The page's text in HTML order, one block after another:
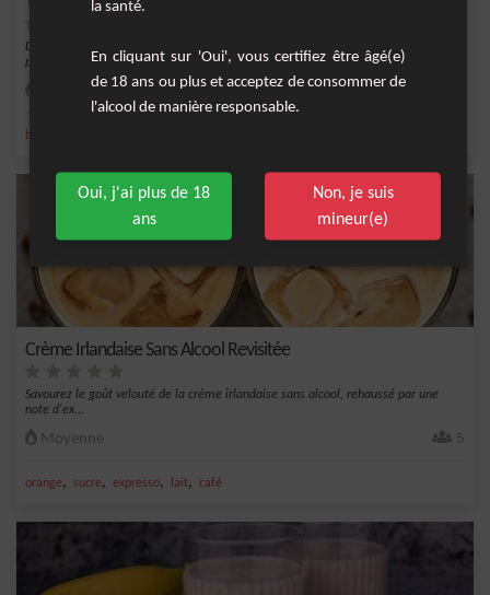
Découvrez ce mélange revigorant et chaleureux de thé et d'épices, avec une
pointe de do...
bâton de cannelle
Crème Irlandaise Sans Alcool Revisitée
Savourez le goût velouté de la crème irlandaise sans alcool, rehaussé par une
note d'ex...
Moyenne 5
orange, sucre, expresso, lait, café
la santé.
En cliquant sur 'Oui', vous certifiez être âgé(e)
de 18 ans ou plus et acceptez de consommer de
l'alcool de manière responsable.
Oui, j'ai plus de 18
ans
Non, je suis
mineur(e)